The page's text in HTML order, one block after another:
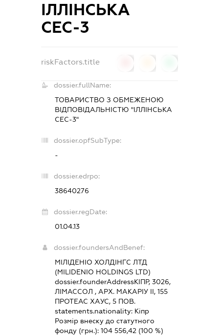
ІЛЛІНСЬКА
СЕС-3
riskFactors.title
dossier.fullName:
ТОВАРИСТВО З ОБМЕЖЕНОЮ
ВІДПОВІДАЛЬНІСТЮ "ІЛЛІНСЬКА
СЕС-3"
dossier.opfSubType:
-
dossier.edrpo:
38640276
dossier.regDate:
01.04.13
dossier.foundersAndBenef:
МІЛІДЕНІО ХОЛДІНГС ЛТД
(MILIDENIO HOLDINGS LTD)
dossier.founderAddressКІПР, 3026,
ЛІМАССОЛ , АРХ. МАКАРІУ ІІ, 155
ПРОТЕАС ХАУС, 5 ПОВ.
statements.nationality: Кіпр
Розмір внеску до статутного
фонду (грн.):104 556,42 (100 %)